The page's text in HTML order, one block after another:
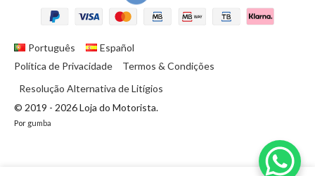
© 2019 - 2026 Loja do Motorista.
Por gumba
Português
Español
Política de Privacidade
Termos & Condições
Resolução Alternativa de Litígios